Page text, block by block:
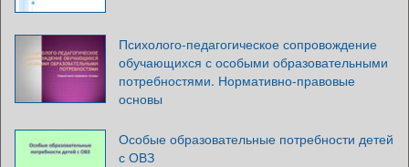
Психолого-педагогическое сопровождение
обучающихся с особыми образовательными
потребностями. Нормативно-правовые
основы
Особые образовательные потребности детей
с ОВЗ